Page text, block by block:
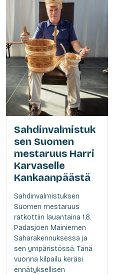
Sahdinvalmistuk
sen Suomen
mestaruus Harri
Karvaselle
Kankaanpäästä
Sahdinvalmistuksen
Suomen mestaruus
ratkottiin lauantaina 1.8.
Padasjoen Mainiemen
Saharakennuksessa ja
sen ympäristössä. Tänä
vuonna kilpailu keräsi
ennätyksellisen